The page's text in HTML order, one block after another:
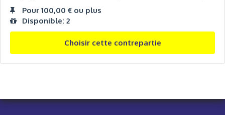
Pour 100,00 € ou plus
Disponible: 2
Choisir cette contrepartie